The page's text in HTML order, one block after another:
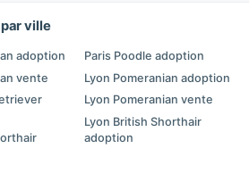
ville
adoption
vente
Paris Poodle adoption
Lyon Pomeranian adoption
Lyon Pomeranian vente
Lyon British Shorthair
adoption